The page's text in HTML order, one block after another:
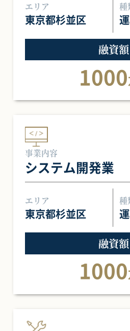
エリア
東京都杉並区
種
融資額
1000
事業内容
システム開発業
エリア
東京都杉並区
種
融資額
1000